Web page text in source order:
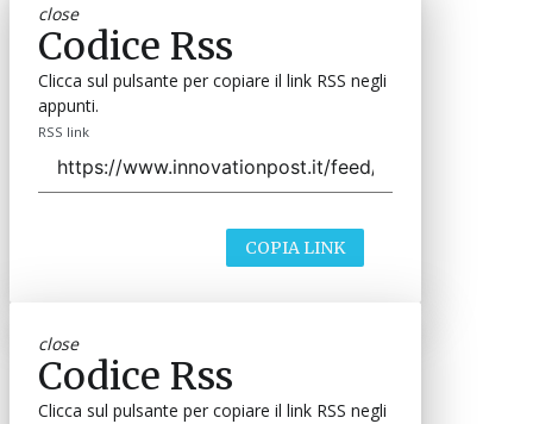
close
Codice Rss
Clicca sul pulsante per copiare il link RSS negli
appunti.
RSS link
COPIA LINK
close
Codice Rss
Clicca sul pulsante per copiare il link RSS negli